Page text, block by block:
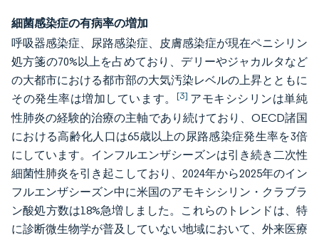
細菌感染症の有病率の増加
呼吸器感染症、尿路感染症、皮膚感染症が現在ペニシリン
処方箋の70%以上を占めており、デリーやジャカルタなど
の大都市における都市部の大気汚染レベルの上昇とともに
その発生率は増加しています。 [3] アモキシシリンは単純
性肺炎の経験的治療の主軸であり続けており、OECD諸国
における高齢化人口は65歳以上の尿路感染症発生率を3倍
にしています。インフルエンザシーズンは引き続き二次性
細菌性肺炎を引き起こしており、2024年から2025年のイン
フルエンザシーズン中に米国のアモキシシリン・クラブラ
ン酸処方数は18%急増しました。これらのトレンドは、特
に診断微生物学が普及していない地域において、外来医療